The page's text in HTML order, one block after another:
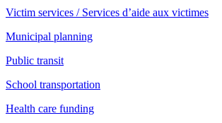
Victim services / Services d’aide aux victimes
Municipal planning
Public transit
School transportation
Health care funding